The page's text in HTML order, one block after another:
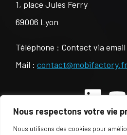
Nous respectons votre vie
Nous utilisons des cookies pour
1, place Jules Ferry
69006 Lyon
Téléphone : Contact via email
Mail : contact@mobifactory.fr